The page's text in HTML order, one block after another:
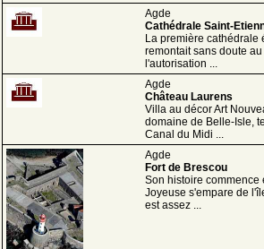
Agde
Cathédrale Saint-
La première cathédrale
remontait sans doute
l'autorisation ...
Agde
Château Laurens
Villa au décor Art
domaine de Belle-Isle,
Canal du Midi ...
Agde
Fort de Brescou
Son histoire commence
Joyeuse s'empare de
est assez ...